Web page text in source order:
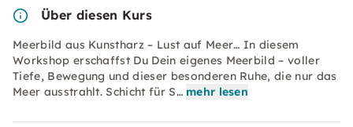
Über diesen Kurs
Meerbild aus Kunstharz – Lust auf Meer… In diesem
Workshop erschaffst Du Dein eigenes Meerbild – voller
Tiefe, Bewegung und dieser besonderen Ruhe, die nur das
Meer ausstrahlt. Schicht für S… mehr lesen